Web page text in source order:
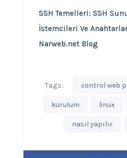
SSH Temelleri: SSH
İstemcileri Ve
Narweb.net Blog
Tags: control web
kurulum linux
nasıl yapılır